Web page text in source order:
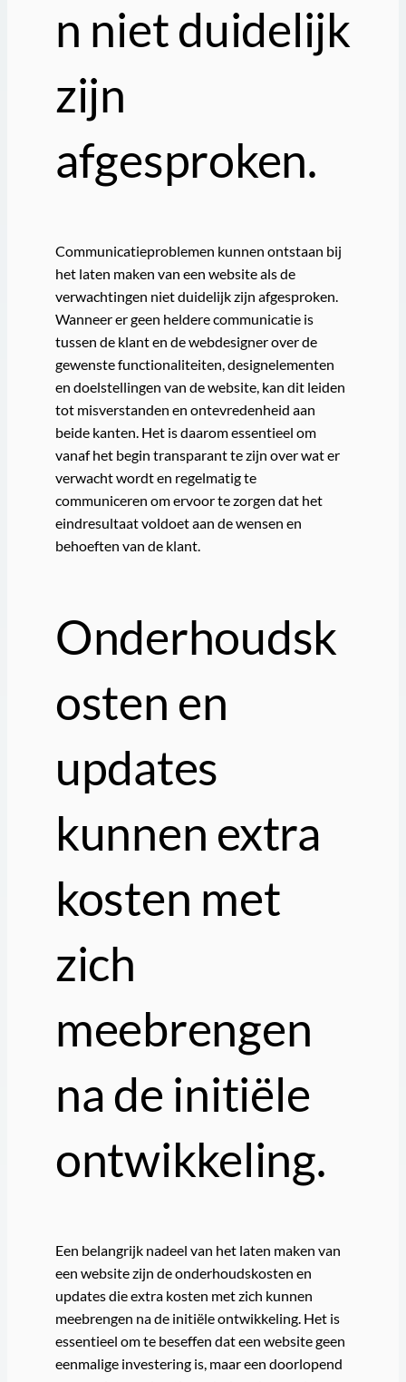
n niet duidelijk
zijn
afgesproken.
Communicatieproblemen kunnen ontstaan bij
het laten maken van een website als de
verwachtingen niet duidelijk zijn afgesproken.
Wanneer er geen heldere communicatie is
tussen de klant en de webdesigner over de
gewenste functionaliteiten, designelementen
en doelstellingen van de website, kan dit leiden
tot misverstanden en ontevredenheid aan
beide kanten. Het is daarom essentieel om
vanaf het begin transparant te zijn over wat er
verwacht wordt en regelmatig te
communiceren om ervoor te zorgen dat het
eindresultaat voldoet aan de wensen en
behoeften van de klant.
Onderhoudsk
osten en
updates
kunnen extra
kosten met
zich
meebrengen
na de initiële
ontwikkeling.
Een belangrijk nadeel van het laten maken van
een website zijn de onderhoudskosten en
updates die extra kosten met zich kunnen
meebrengen na de initiële ontwikkeling. Het is
essentieel om te beseffen dat een website geen
eenmalige investering is, maar een doorlopend